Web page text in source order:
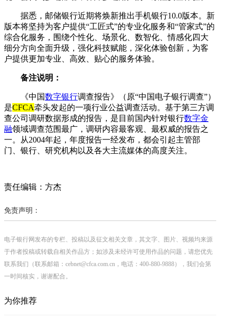
据悉，邮储银行近期将焕新推出手机银行10.0版本。新
版本将坚持为客户提供“工匠式”的专业化服务和“管家式”的
综合化服务，围绕个性化、场景化、数智化、情感化四大
细分方向全面升级，强化科技赋能，深化体验创新，为客
户提供更加专业、高效、贴心的服务体验。
备注说明：
《中国数字银行调查报告》（原“中国电子银行调查”）
是CFCA牵头发起的一项行业公益调查活动。基于第三方调
查公司调研数据形成的报告，是目前国内针对银行数字金
融领域调查范围最广，调研内容最客观、最权威的报告之
一。从2004年起，年度报告一经发布，都会引起主管部
门、银行、研究机构以及各大主流媒体的高度关注。
责任编辑：方杰
免责声明：
电子银行网发布的专栏、投稿以及征文相关文章，其文字、图片、视频均来源
于作者投稿或转载自相关作品方；如涉及未经许可使用作品的问题，请您优先
联系我们（联系邮箱：cebnet@cfca.com.cn，电话：400-880-9888），我们会第
一时间核实，谢谢配合。
为你推荐